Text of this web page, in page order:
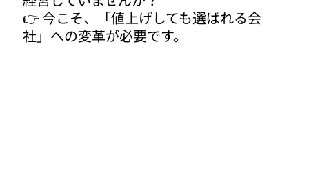
👉 今こそ、「値上げしても選ばれる会
社」への変革が必要です。